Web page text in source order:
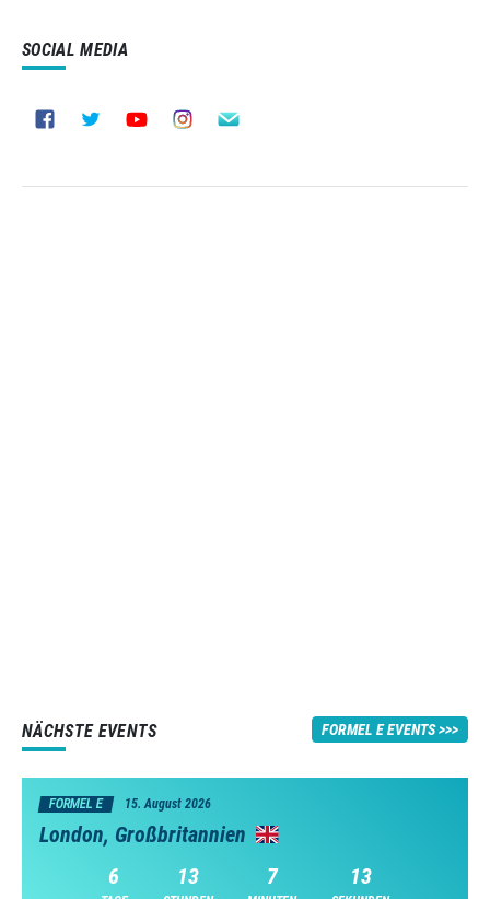
SOCIAL MEDIA
NÄCHSTE EVENTS FORMEL E EVENTS
FORMEL E 15. August 2026
London, Großbritannien
6
13 7 12